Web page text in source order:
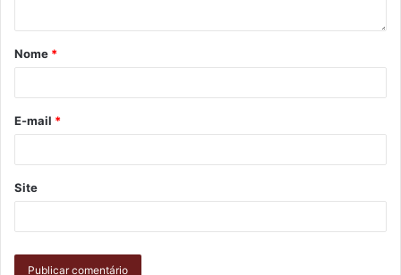
O baile desta quarta-feira (9) integra a programação do
Nome *
E-mail *
Site